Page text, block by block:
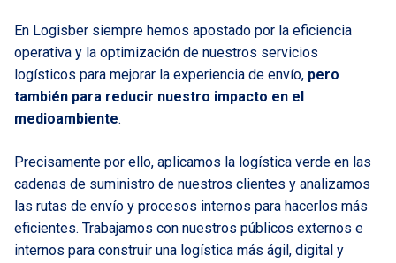
En Logisber siempre hemos apostado por la eficiencia
operativa y la optimización de nuestros servicios
logísticos para mejorar la experiencia de envío, pero
también para reducir nuestro impacto en el
medioambiente.
Precisamente por ello, aplicamos la logística verde en las
cadenas de suministro de nuestros clientes y analizamos
las rutas de envío y procesos internos para hacerlos más
eficientes. Trabajamos con nuestros públicos externos e
internos para construir una logística más ágil, digital y